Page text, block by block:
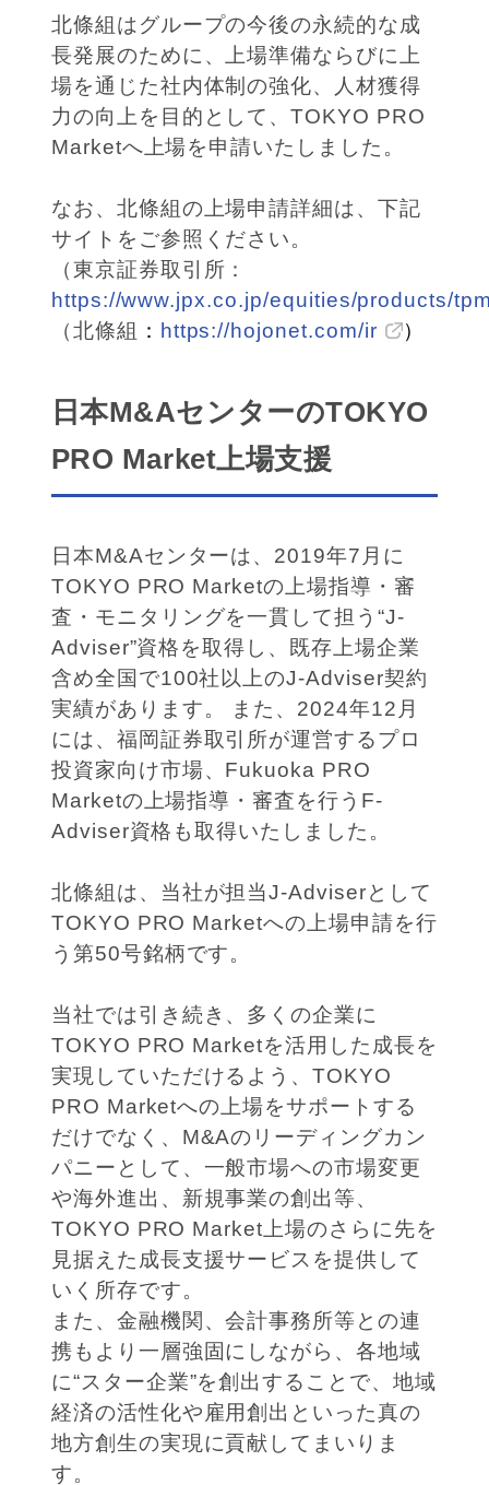
北條組はグループの今後の永続的な成
長発展のために、上場準備ならびに上
場を通じた社内体制の強化、人材獲得
力の向上を目的として、TOKYO PRO
Marketへ上場を申請いたしました。
なお、北條組の上場申請詳細は、下記
サイトをご参照ください。
（東京証券取引所：
https://www.jpx.co.jp/equities/products/
（北條組
： https://hojonet.com/ir ）
日本M&AセンターのTOKYO
PRO Market上場支援
日本M&Aセンターは、2019年7月に
TOKYO PRO Marketの上場指導・審
査・モニタリングを一貫して担う“J-
Adviser”資格を取得し、既存上場企業
含め全国で100社以上のJ-Adviser契約
実績があります。 また、2024年12月
には、福岡証券取引所が運営するプロ
投資家向け市場、Fukuoka PRO
Marketの上場指導・審査を行うF-
Adviser資格も取得いたしました。
北條組は、当社が担当J-Adviserとして
TOKYO PRO Marketへの上場申請を行
う第50号銘柄です。
当社では引き続き、多くの企業に
TOKYO PRO Marketを活用した成長を
実現していただけるよう、TOKYO
PRO Marketへの上場をサポートする
だけでなく、M&Aのリーディングカン
パニーとして、一般市場への市場変更
や海外進出、新規事業の創出等、
TOKYO PRO Market上場のさらに先を
見据えた成長支援サービスを提供して
いく所存です。
また、金融機関、会計事務所等との連
携もより一層強固にしながら、各地域
に“スター企業”を創出することで、地域
経済の活性化や雇用創出といった真の
地方創生の実現に貢献してまいりま
す。